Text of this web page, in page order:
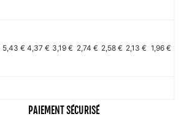
5,43 € 4,37 € 3,19 € 2,74 € 2,58 € 2,13 € 1,96 €
PAIEMENT SÉCURISÉ